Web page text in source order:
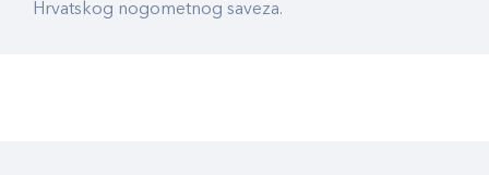
Hrvatskog nogometnog saveza.